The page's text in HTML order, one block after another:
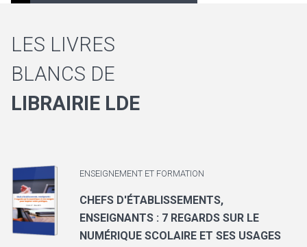
LES LIVRES
BLANCS DE
LIBRAIRIE LDE
ENSEIGNEMENT ET FORMATION
CHEFS D'ÉTABLISSEMENTS,
ENSEIGNANTS : 7 REGARDS SUR LE
NUMÉRIQUE SCOLAIRE ET SES USAGES